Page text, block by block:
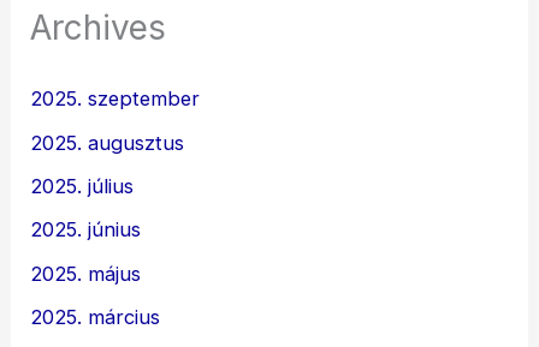
Archives
2025. szeptember
2025. augusztus
2025. július
2025. június
2025. május
2025. március